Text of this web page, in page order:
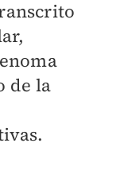
de la